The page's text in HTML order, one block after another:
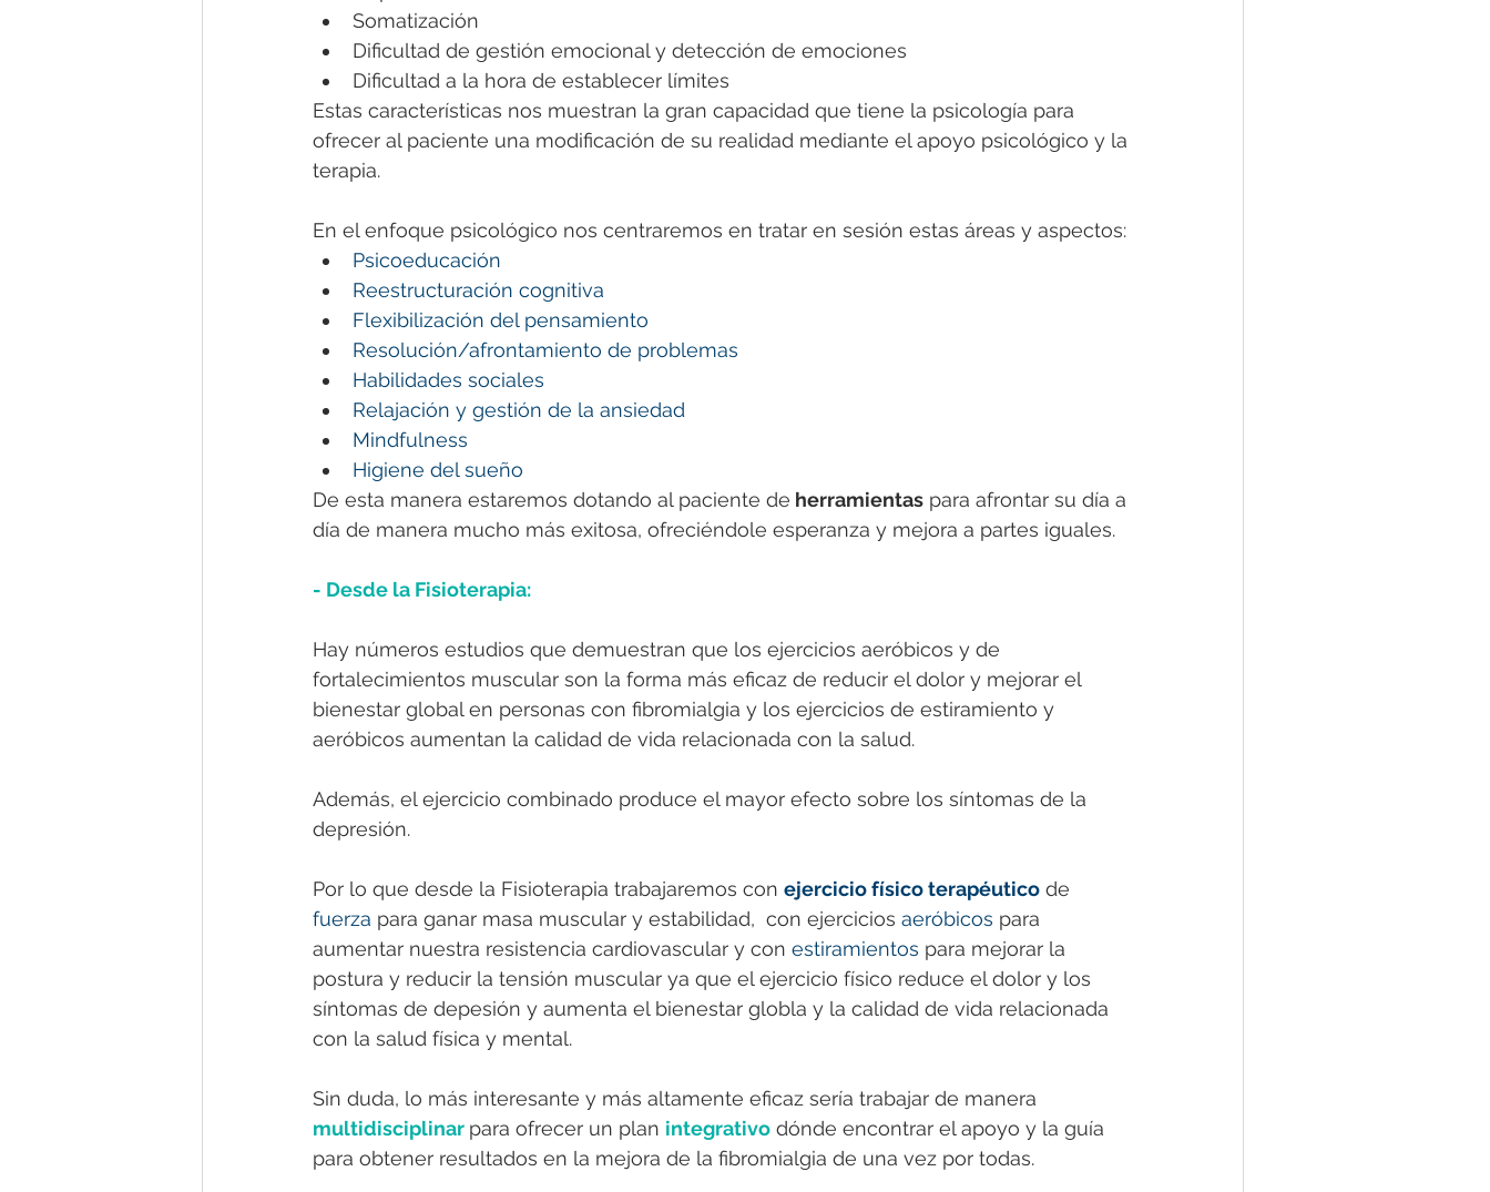
Somatización
Dificultad de gestión emocional y detección de emociones
Dificultad a la hora de establecer límites
Estas características nos muestran la gran capacidad que tiene la psicología para
ofrecer al paciente una modificación de su realidad mediante el apoyo psicológico y la
terapia.
En el enfoque psicológico nos centraremos en tratar en sesión estas áreas y aspectos:
Psicoeducación
Reestructuración cognitiva
Flexibilización del pensamiento
Resolución/afrontamiento de problemas
Habilidades sociales
Relajación y gestión de la ansiedad
Mindfulness
Higiene del sueño
De esta manera estaremos dotando al paciente de herramientas para afrontar su día a
día de manera mucho más exitosa, ofreciéndole esperanza y mejora a partes iguales.
- Desde la Fisioterapia:
Hay números estudios que demuestran que los ejercicios aeróbicos y de
fortalecimientos muscular son la forma más eficaz de reducir el dolor y mejorar el
bienestar global en personas con fibromialgia y los ejercicios de estiramiento y
aeróbicos aumentan la calidad de vida relacionada con la salud.
Además, el ejercicio combinado produce el mayor efecto sobre los síntomas de la
depresión.
Por lo que desde la Fisioterapia trabajaremos con ejercicio físico terapéutico de
fuerza para ganar masa muscular y estabilidad,  con ejercicios aeróbicos para
aumentar nuestra resistencia cardiovascular y con estiramientos para mejorar la
postura y reducir la tensión muscular ya que el ejercicio físico reduce el dolor y los
síntomas de depesión y aumenta el bienestar globla y la calidad de vida relacionada
con la salud física y mental.
Sin duda, lo más interesante y más altamente eficaz sería trabajar de manera
multidisciplinar para ofrecer un plan integrativo dónde encontrar el apoyo y la guía
para obtener resultados en la mejora de la fibromialgia de una vez por todas.